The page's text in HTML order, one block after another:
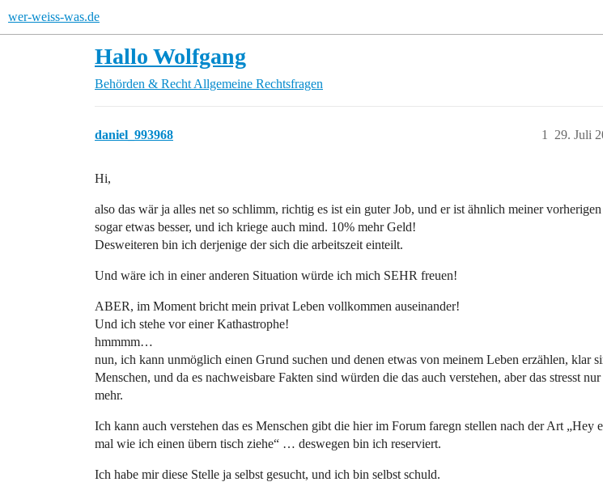
wer-weiss-was.de
Hallo Wolfgang
Behörden & Recht Allgemeine Rechtsfragen
daniel_993968 29. Juli
1
Hi,
also das wär ja alles net so schlimm, richtig es ist ein guter Job, und er ist ähnlich meiner
sogar etwas besser, und ich kriege auch mind. 10% mehr Geld!
Desweiteren bin ich derjenige der sich die arbeitszeit einteilt.
Und wäre ich in einer anderen Situation würde ich mich SEHR freuen!
ABER, im Moment bricht mein privat Leben vollkommen auseinander!
Und ich stehe vor einer Kathastrophe!
hmmmm…
nun, ich kann unmöglich einen Grund suchen und denen etwas von meinem Leben erzählen, klar
Menschen, und da es nachweisbare Fakten sind würden die das auch verstehen, aber das stresst
mehr.
Ich kann auch verstehen das es Menschen gibt die hier im Forum faregn stellen nach der Art „Hey
mal wie ich einen übern tisch ziehe“ … deswegen bin ich reserviert.
Ich habe mir diese Stelle ja selbst gesucht, und ich bin selbst schuld.